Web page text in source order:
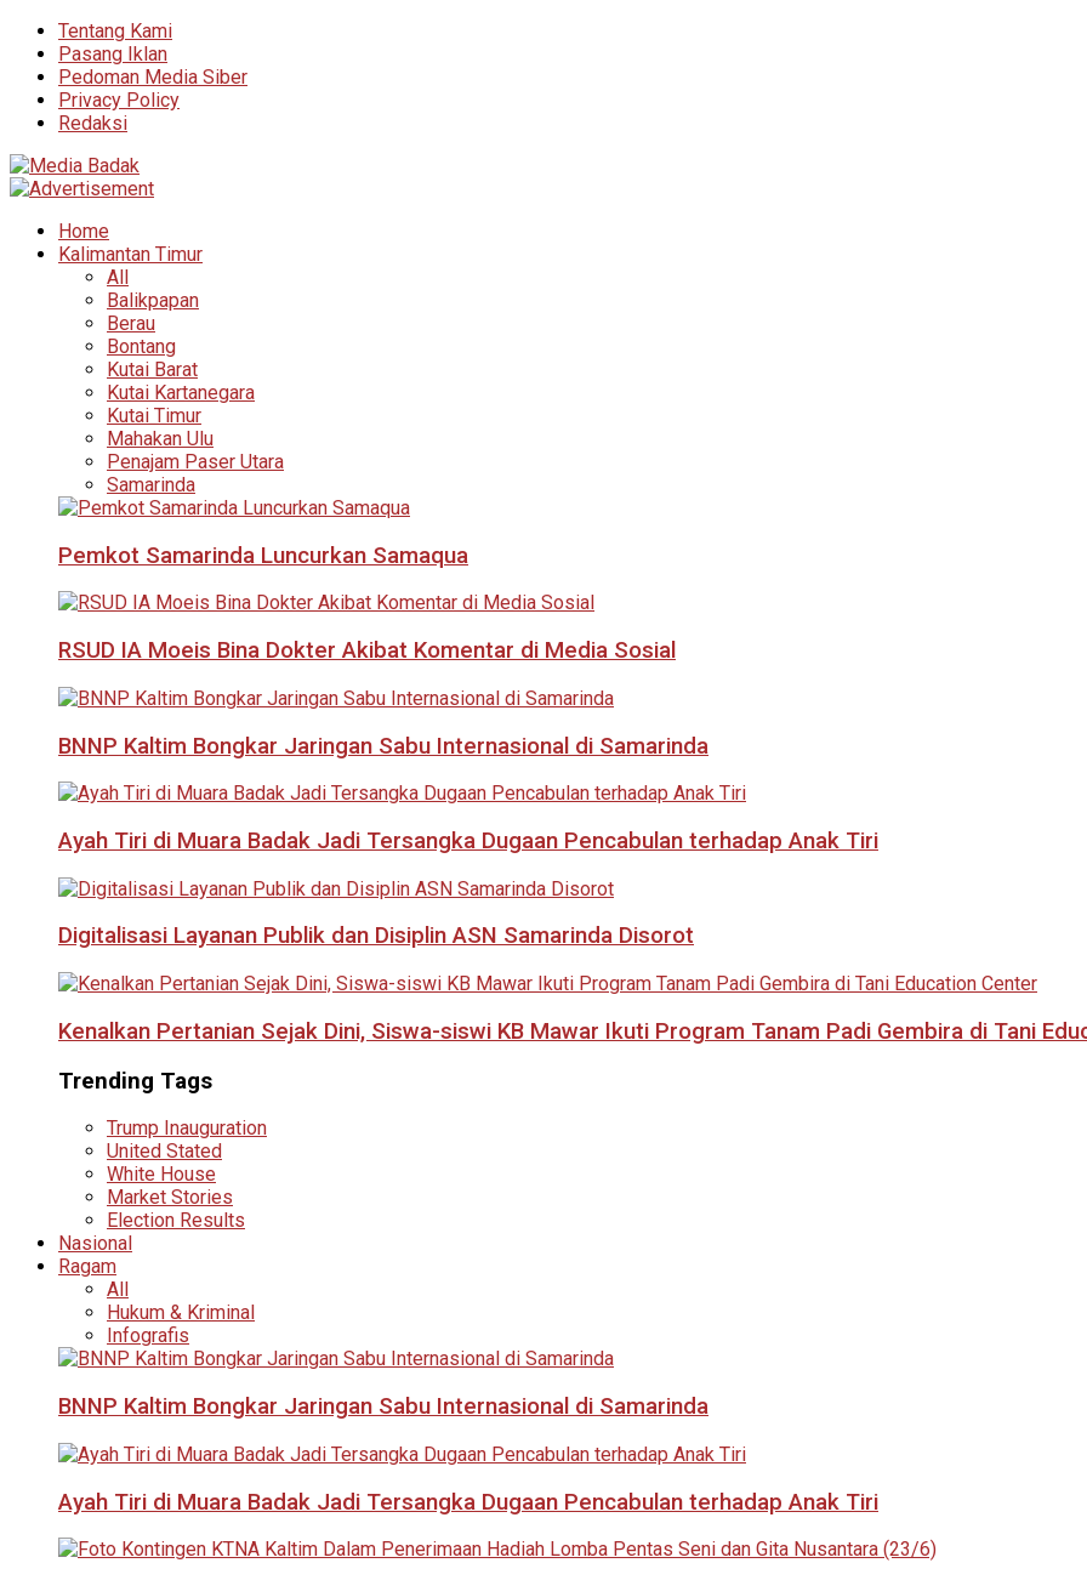
Tentang Kami
Pasang Iklan
Pedoman Media Siber
Privacy Policy
Redaksi
Home
Kalimantan Timur
All
Balikpapan
Berau
Bontang
Kutai Barat
Kutai Kartanegara
Kutai Timur
Mahakan Ulu
Penajam Paser Utara
Samarinda
Pemkot Samarinda Luncurkan Samaqua
RSUD IA Moeis Bina Dokter Akibat Komentar di Media Sosial
BNNP Kaltim Bongkar Jaringan Sabu Internasional di Samarinda
Ayah Tiri di Muara Badak Jadi Tersangka Dugaan Pencabulan terhadap Anak Tiri
Digitalisasi Layanan Publik dan Disiplin ASN Samarinda Disorot
Kenalkan Pertanian Sejak Dini, Siswa-siswi KB Mawar Ikuti Program Tanam Padi Gembira di Tani
Trending Tags
Trump Inauguration
United Stated
White House
Market Stories
Election Results
Nasional
Ragam
All
Hukum & Kriminal
Infografis
BNNP Kaltim Bongkar Jaringan Sabu Internasional di Samarinda
Ayah Tiri di Muara Badak Jadi Tersangka Dugaan Pencabulan terhadap Anak Tiri